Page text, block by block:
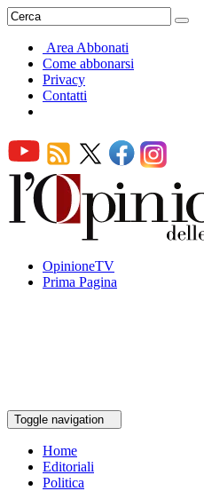
Area Abbonati
Come abbonarsi
Privacy
Contatti
OpinioneTV
Prima Pagina
Toggle navigation
Home
Editoriali
Politica